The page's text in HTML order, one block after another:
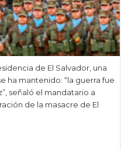
de El Salvador, una
ha mantenido: “la guerra fue
señaló el mandatario a
de la masacre de El